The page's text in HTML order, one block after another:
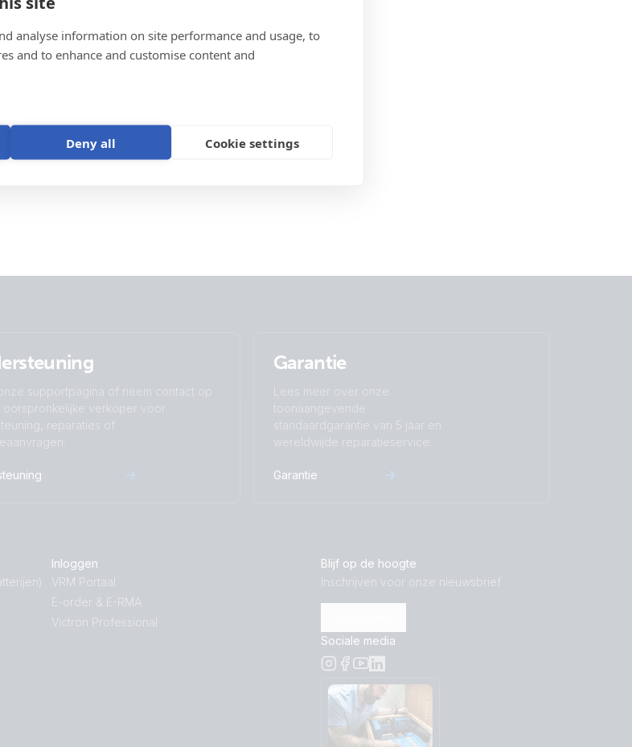
analyse information on site performance and usage, to
and to enhance and customise content and
Deny all Cookie settings
supportpagina of neem contact op
oorspronkelijke verkoper voor
reparaties of
Garantie
Lees meer over onze
toonaangevende
standaardgarantie van 5 jaar en
wereldwijde reparatieservice.
Garantie
Inloggen
VRM Portaal
E-order & E-RMA
Victron Professional
Blijf op de hoogte
Inschrijven voor onze nieuwsbrief
Sociale media